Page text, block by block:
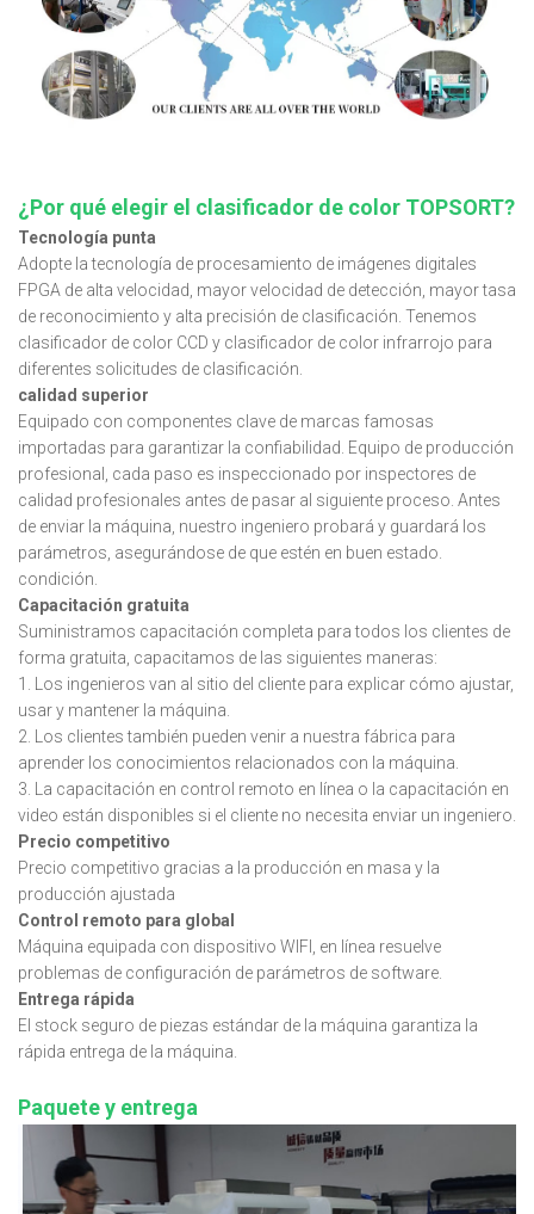
¿Por qué elegir el clasificador de color TOPSORT?
Tecnología punta
Adopte la tecnología de procesamiento de imágenes digitales
FPGA de alta velocidad, mayor velocidad de detección, mayor tasa
de reconocimiento y alta precisión de clasificación. Tenemos
clasificador de color CCD y clasificador de color infrarrojo para
diferentes solicitudes de clasificación.
calidad superior
Equipado con componentes clave de marcas famosas
importadas para garantizar la confiabilidad. Equipo de producción
profesional, cada paso es inspeccionado por inspectores de
calidad profesionales antes de pasar al siguiente proceso. Antes
de enviar la máquina, nuestro ingeniero probará y guardará los
parámetros, asegurándose de que estén en buen estado.
condición.
Capacitación gratuita
Suministramos capacitación completa para todos los clientes de
forma gratuita, capacitamos de las siguientes maneras:
1. Los ingenieros van al sitio del cliente para explicar cómo ajustar,
usar y mantener la máquina.
2. Los clientes también pueden venir a nuestra fábrica para
aprender los conocimientos relacionados con la máquina.
3. La capacitación en control remoto en línea o la capacitación en
video están disponibles si el cliente no necesita enviar un ingeniero.
Precio competitivo
Precio competitivo gracias a la producción en masa y la
producción ajustada
Control remoto para global
Máquina equipada con dispositivo WIFI, en línea resuelve
problemas de configuración de parámetros de software.
Entrega rápida
El stock seguro de piezas estándar de la máquina garantiza la
rápida entrega de la máquina.
Paquete y entrega